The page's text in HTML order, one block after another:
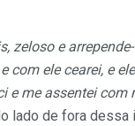
zeloso e
ele cearei, e
me assentei com
lado de fora dessa